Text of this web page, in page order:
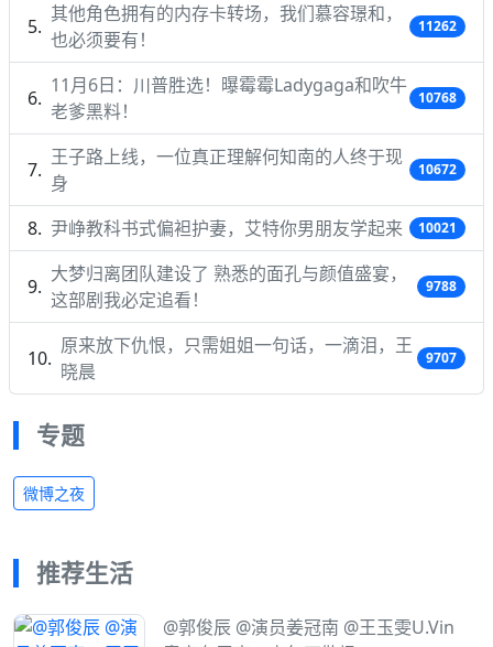
其他角色拥有的内存卡转场，我们慕容璟和，
也必须要有！
11262
11月6日：川普胜选！曝霉霉Ladygaga和吹牛
老爹黑料！
10768
王子路上线，一位真正理解何知南的人终于现
身
10672
尹峥教科书式偏袒护妻，艾特你男朋友学起来 10021
大梦归离团队建设了 熟悉的面孔与颜值盛宴，
这部剧我必定追看！
9788
原来放下仇恨，只需姐姐一句话，一滴泪，王
晓晨
9707
专题
微博之夜
推荐生活
@郭俊辰 @演员姜冠南 @王玉雯U.Vin